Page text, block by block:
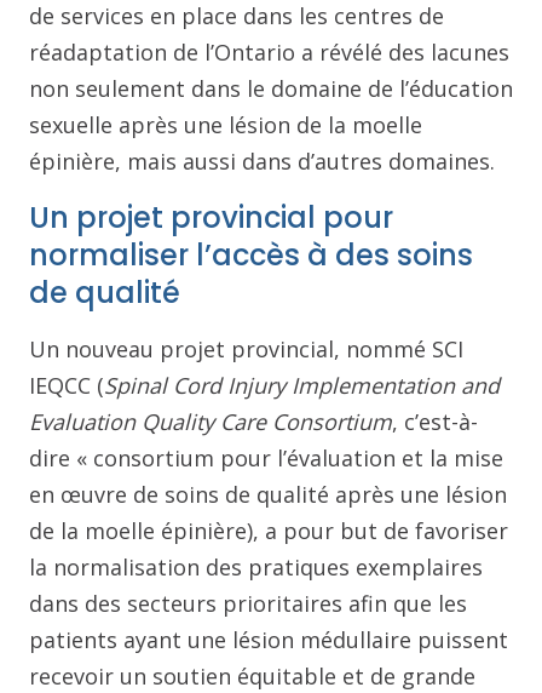
de services en place dans les centres de
réadaptation de l’Ontario a révélé des lacunes
non seulement dans le domaine de l’éducation
sexuelle après une lésion de la moelle
épinière, mais aussi dans d’autres domaines.
Un projet provincial pour
normaliser l’accès à des soins
de qualité
Un nouveau projet provincial, nommé SCI
IEQCC (Spinal Cord Injury Implementation and
Evaluation Quality Care Consortium, c’est-à-
dire « consortium pour l’évaluation et la mise
en œuvre de soins de qualité après une lésion
de la moelle épinière), a pour but de favoriser
la normalisation des pratiques exemplaires
dans des secteurs prioritaires afin que les
patients ayant une lésion médullaire puissent
recevoir un soutien équitable et de grande